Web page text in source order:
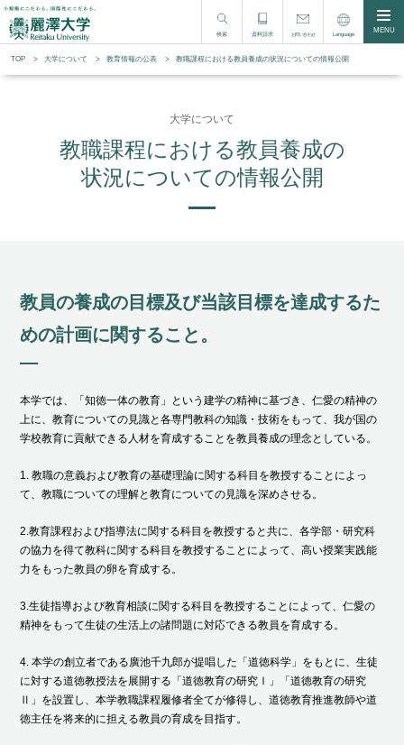
検索 資料請求 お問い合わせ Language MENU
TOP 大学について 教育情報の公表 教職課程における教員養成の状況についての情報公開
大学について
教職課程における教員養成の
状況についての情報公開
教員の養成の⽬標及び当該⽬標を達成するた
めの計画に関すること。
本学では、「知徳⼀体の教育」という建学の精神に基づき、仁愛の精神の
上に、教育についての⾒識と各専⾨教科の知識・技術をもって、我が国の
学校教育に貢献できる⼈材を育成することを教員養成の理念としている。
1. 教職の意義および教育の基礎理論に関する科⽬を教授することによっ
て、教職についての理解と教育についての⾒識を深めさせる。
2.教育課程および指導法に関する科⽬を教授すると共に、各学部・研究科
の協⼒を得て教科に関する科⽬を教授することによって、⾼い授業実践能
⼒をもった教員の卵を育成する。
3.⽣徒指導および教育相談に関する科⽬を教授することによって、仁愛の
精神をもって⽣徒の⽣活上の諸問題に対応できる教員を育成する。
4. 本学の創⽴者である廣池千九郎が提唱した「道徳科学」をもとに、⽣徒
に対する道徳教授法を展開する「道徳教育の研究Ⅰ」「道徳教育の研究
Ⅱ」を設置し、本学教職課程履修者全てが修得し、道徳教育推進教師や道
徳主任を将来的に担える教員の育成を目指す。